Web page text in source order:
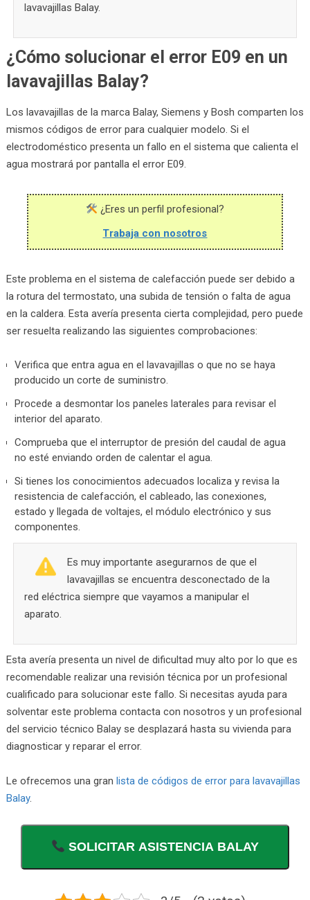
lavavajillas Balay.
¿Cómo solucionar el error E09 en un
lavavajillas Balay?
Los lavavajillas de la marca Balay, Siemens y Bosh comparten los
mismos códigos de error para cualquier modelo. Si el
electrodoméstico presenta un fallo en el sistema que calienta el
agua mostrará por pantalla el error E09.
¿Eres un perfil profesional?
Trabaja con nosotros
Este problema en el sistema de calefacción puede ser debido a
la rotura del termostato, una subida de tensión o falta de agua
en la caldera. Esta avería presenta cierta complejidad, pero puede
ser resuelta realizando las siguientes comprobaciones:
Verifica que entra agua en el lavavajillas o que no se haya
producido un corte de suministro.
Procede a desmontar los paneles laterales para revisar el
interior del aparato.
Comprueba que el interruptor de presión del caudal de agua
no esté enviando orden de calentar el agua.
Si tienes los conocimientos adecuados localiza y revisa la
resistencia de calefacción, el cableado, las conexiones,
estado y llegada de voltajes, el módulo electrónico y sus
componentes.
Es muy importante asegurarnos de que el
lavavajillas se encuentra desconectado de la
red eléctrica siempre que vayamos a manipular el
aparato.
Esta avería presenta un nivel de dificultad muy alto por lo que es
recomendable realizar una revisión técnica por un profesional
cualificado para solucionar este fallo. Si necesitas ayuda para
solventar este problema contacta con nosotros y un profesional
del servicio técnico Balay se desplazará hasta su vivienda para
diagnosticar y reparar el error.
Le ofrecemos una gran lista de códigos de error para lavavajillas
Balay.
SOLICITAR ASISTENCIA BALAY